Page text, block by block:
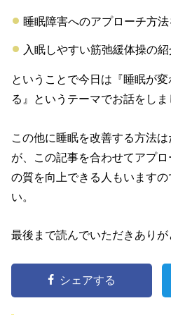
睡眠障害へのアプローチ方法
入眠しやすい筋弛緩体操の紹
ということで今日は『睡眠が
る』というテーマでお話をしま
この他に睡眠を改善する方法
が、この記事を合わせてアプ
の質を向上できる人もいます
い。
最後まで読んでいただきありが
シェアする